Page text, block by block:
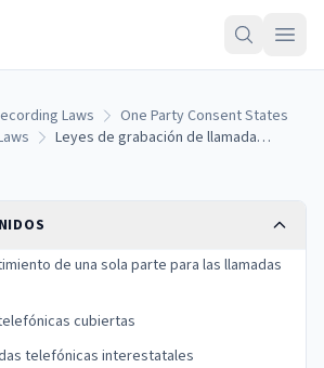
Laws
One Party Consent States
Leyes de grabación de llamadas telefónicas de Hawai: reglas de consentimiento de una sola parte
de una sola parte para las llamadas
cubiertas
telefónicas interestatales